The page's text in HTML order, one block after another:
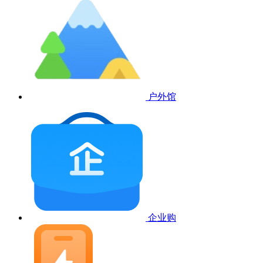
户外馆
企业购